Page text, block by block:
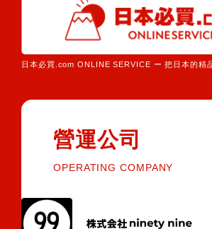
日本必買.com ONLINE SERVICE ー 把日本的精
營運公司
OPERATING COMPANY